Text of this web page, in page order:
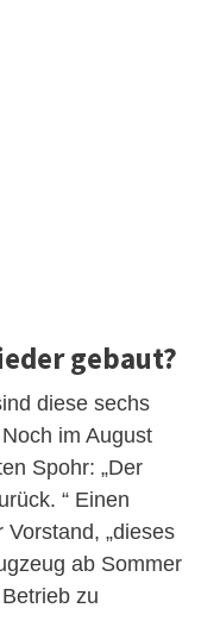
gebaut?
diese sechs
im August
Spohr: „Der
“ Einen
„dieses
ab Sommer
zu